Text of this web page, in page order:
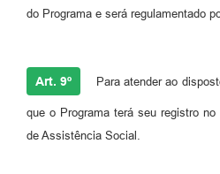
do Programa e será regulamentado
Art. 9º Para atender ao
que o Programa terá seu registro
de Assistência Social.